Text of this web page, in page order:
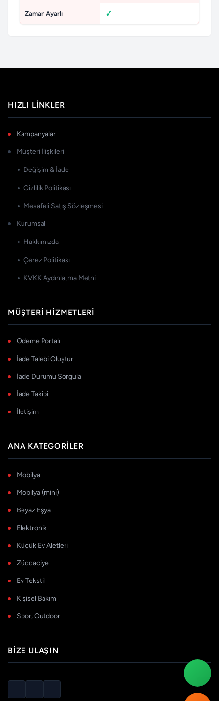
Zaman Ayarlı
HIZLI LINKLER
Kampanyalar
Müşteri İlişkileri
Değişim & İade
Gizlilik Politikası
Mesafeli Satış Sözleşmesi
Kurumsal
Hakkımızda
Çerez Politikası
KVKK Aydınlatma Metni
MÜŞTERI HIZMETLERI
Ödeme Portalı
İade Talebi Oluştur
İade Durumu Sorgula
İade Takibi
İletişim
ANA KATEGORILER
Mobilya
Mobilya (mini)
Beyaz Eşya
Elektronik
Küçük Ev Aletleri
Züccaciye
Ev Tekstil
Kişisel Bakım
Spor, Outdoor
BIZE ULAŞIN